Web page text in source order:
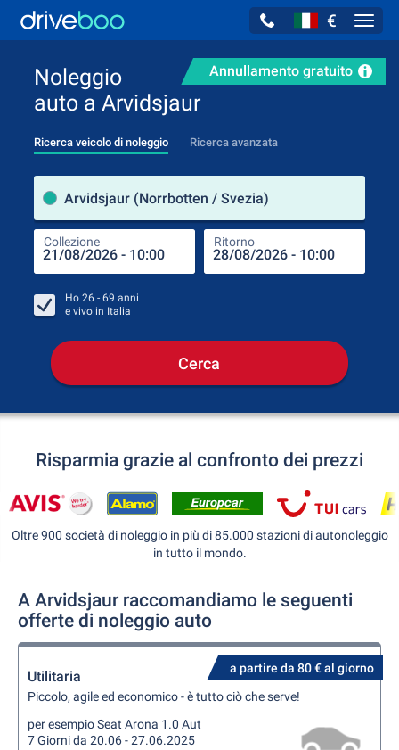
€
Annullamento gratuito
Noleggio
auto a Arvidsjaur
Ricerca veicolo di noleggio Ricerca avanzata
Arvidsjaur (Norrbotten / Svezia)
Collezione Ritorno
Ho 26 - 69 anni
e vivo in Italia
Cerca
Risparmia grazie al confronto dei prezzi
Oltre 900 società di noleggio in più di 85.000 stazioni di autonoleggio
in tutto il mondo.
A Arvidsjaur raccomandiamo le seguenti
offerte di noleggio auto
a partire da 80 € al giorno
Utilitaria
Piccolo, agile ed economico - è tutto ciò che serve!
per esempio Seat Arona 1.0 Aut
7 Giorni da 20.06 - 27.06.2025